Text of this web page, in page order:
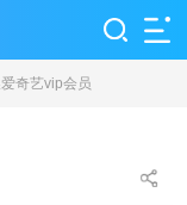
奇艺vip会员